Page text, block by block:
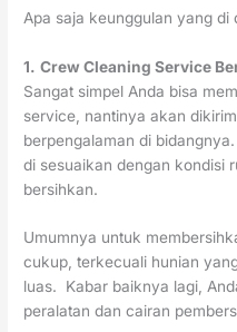
Apa saja keunggulan yang di
1. Crew Cleaning Service
Sangat simpel Anda bisa
service, nantinya akan
berpengalaman di
di sesuaikan dengan kondisi
bersihkan.
Umumnya untuk
cukup, terkecuali hunian
luas. Kabar baiknya lagi,
peralatan dan cairan